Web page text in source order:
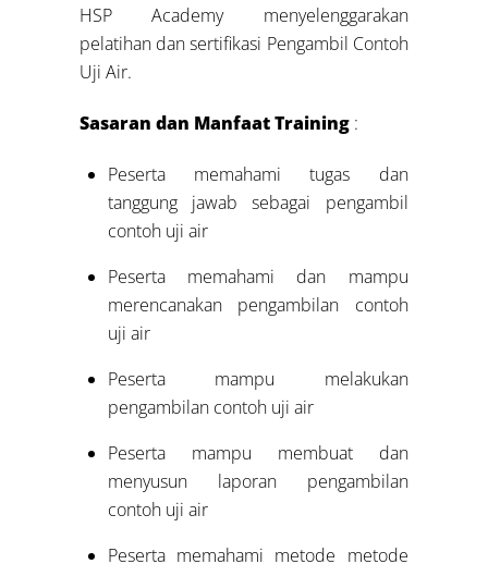
HSP Academy menyelenggarakan
pelatihan dan sertifikasi Pengambil Contoh
Uji Air.
Sasaran dan Manfaat Training :
Peserta memahami tugas dan
tanggung jawab sebagai pengambil
contoh uji air
Peserta memahami dan mampu
merencanakan pengambilan contoh
uji air
Peserta mampu melakukan
pengambilan contoh uji air
Peserta mampu membuat dan
menyusun laporan pengambilan
contoh uji air
Peserta memahami metode metode